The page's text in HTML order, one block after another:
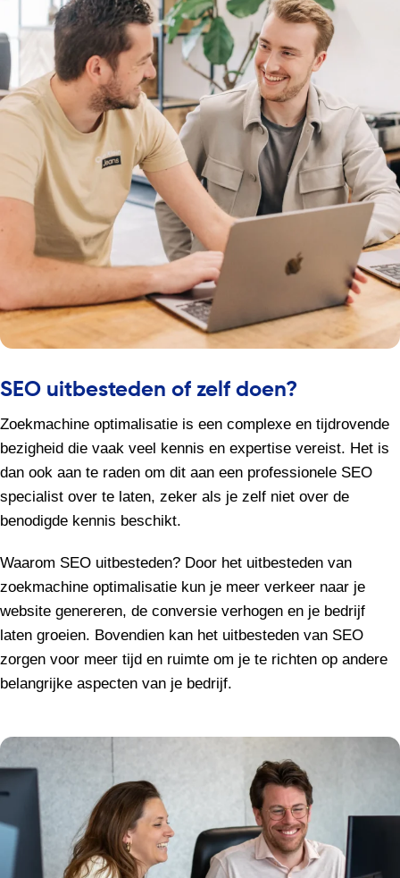
SEO uitbesteden of zelf doen?
Zoekmachine optimalisatie is een complexe en tijdrovende
bezigheid die vaak veel kennis en expertise vereist. Het is
dan ook aan te raden om dit aan een professionele SEO
specialist over te laten, zeker als je zelf niet over de
benodigde kennis beschikt.
Waarom SEO uitbesteden? Door het uitbesteden van
zoekmachine optimalisatie kun je meer verkeer naar je
website genereren, de conversie verhogen en je bedrijf
laten groeien. Bovendien kan het uitbesteden van SEO
zorgen voor meer tijd en ruimte om je te richten op andere
belangrijke aspecten van je bedrijf.